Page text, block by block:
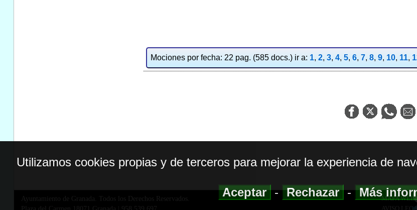
Mociones por fecha: 22 pag. (585 docs.) ir a: 1, 2, 3, 4, 5, 6, 7, 8, 9, 10, 11,
Ayuntamiento de Granada. Todos los Derechos Reservados.
MAPA WEB
AVISO
Utilizamos cookies propias y de terceros para mejorar la experiencia de
Aceptar-Rechazar-Más